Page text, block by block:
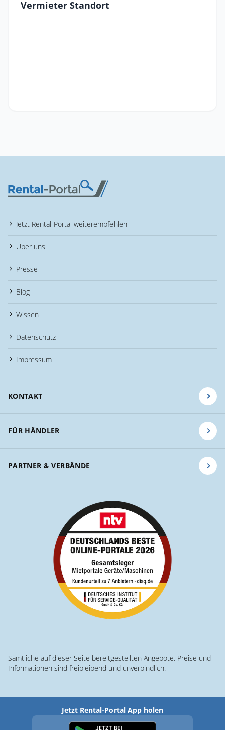
Vermieter Standort
Jetzt Rental-Portal weiterempfehlen
Über uns
Presse
Blog
Wissen
Datenschutz
Impressum
KONTAKT
FÜR HÄNDLER
PARTNER & VERBÄNDE
Sämtliche auf dieser Seite bereitgestellten Angebote, Preise und
Informationen sind freibleibend und unverbindlich.
Jetzt Rental-Portal App holen